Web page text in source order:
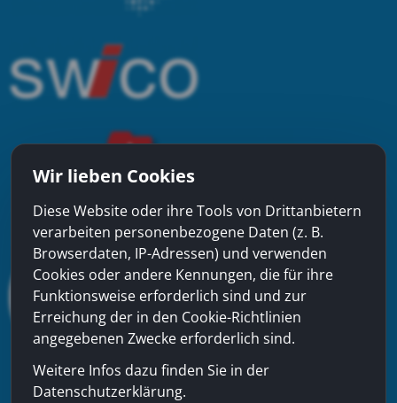
Wir lieben Cookies
Diese Website oder ihre Tools von Drittanbietern
verarbeiten personenbezogene Daten (z. B.
Browserdaten, IP-Adressen) und verwenden
Cookies oder andere Kennungen, die für ihre
Funktionsweise erforderlich sind und zur
Erreichung der in den Cookie-Richtlinien
angegebenen Zwecke erforderlich sind.
Weitere Infos dazu finden Sie in der
Datenschutzerklärung.